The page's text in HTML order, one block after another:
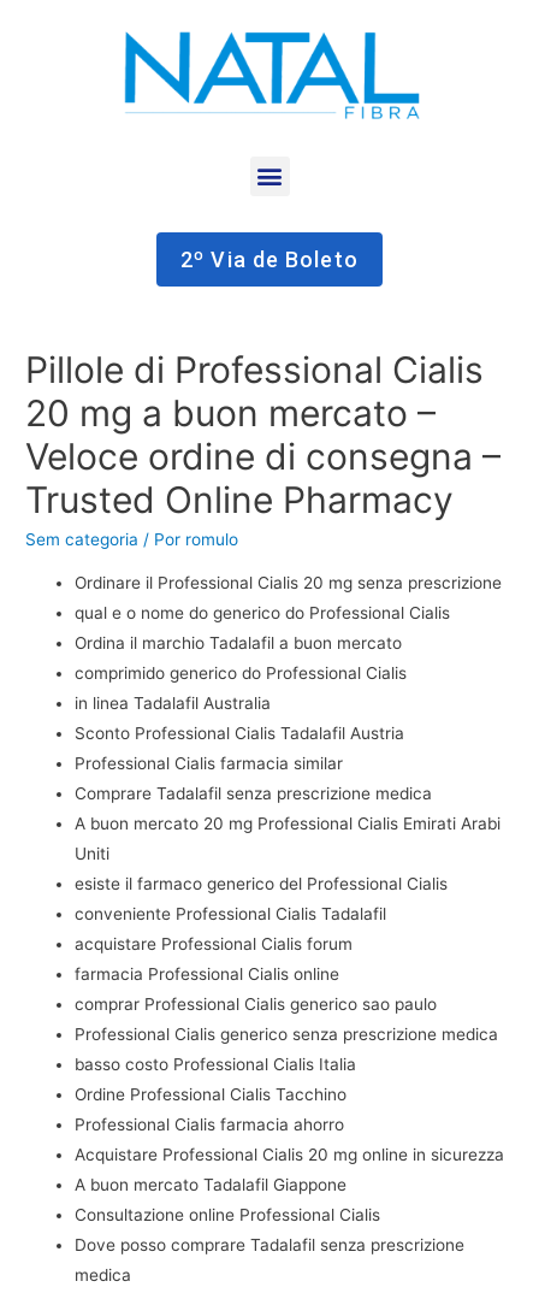
2º Via de Boleto
Pillole di Professional Cialis
20 mg a buon mercato –
Veloce ordine di consegna –
Trusted Online Pharmacy
Sem categoria / Por romulo
Ordinare il Professional Cialis 20 mg senza prescrizione
qual e o nome do generico do Professional Cialis
Ordina il marchio Tadalafil a buon mercato
comprimido generico do Professional Cialis
in linea Tadalafil Australia
Sconto Professional Cialis Tadalafil Austria
Professional Cialis farmacia similar
Comprare Tadalafil senza prescrizione medica
A buon mercato 20 mg Professional Cialis Emirati Arabi
Uniti
esiste il farmaco generico del Professional Cialis
conveniente Professional Cialis Tadalafil
acquistare Professional Cialis forum
farmacia Professional Cialis online
comprar Professional Cialis generico sao paulo
Professional Cialis generico senza prescrizione medica
basso costo Professional Cialis Italia
Ordine Professional Cialis Tacchino
Professional Cialis farmacia ahorro
Acquistare Professional Cialis 20 mg online in sicurezza
A buon mercato Tadalafil Giappone
Consultazione online Professional Cialis
Dove posso comprare Tadalafil senza prescrizione
medica